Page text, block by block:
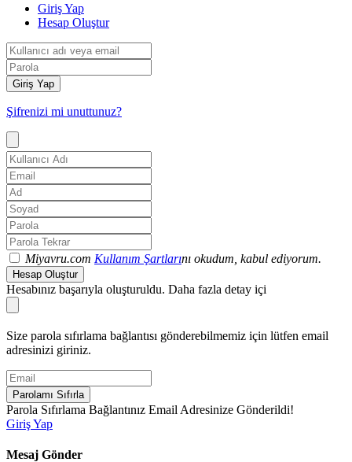
Giriş Yap
Hesap Oluştur
Giriş Yap
Şifrenizi mi unuttunuz?
Miyavru.com Kullanım Şartlarını okudum, kabul ediyorum.
Hesap Oluştur
Hesabınız başarıyla oluşturuldu. Daha fazla detay içi
Size parola sıfırlama bağlantısı gönderebilmemiz için lütfen email
adresinizi giriniz.
Parolamı Sıfırla
Parola Sıfırlama Bağlantınız Email Adresinize Gönderildi!
Giriş Yap
Mesaj Gönder